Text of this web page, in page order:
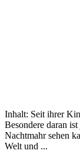
Inhalt: Seit ihrer
Besondere daran
Nachtmahr sehen
Welt und ...